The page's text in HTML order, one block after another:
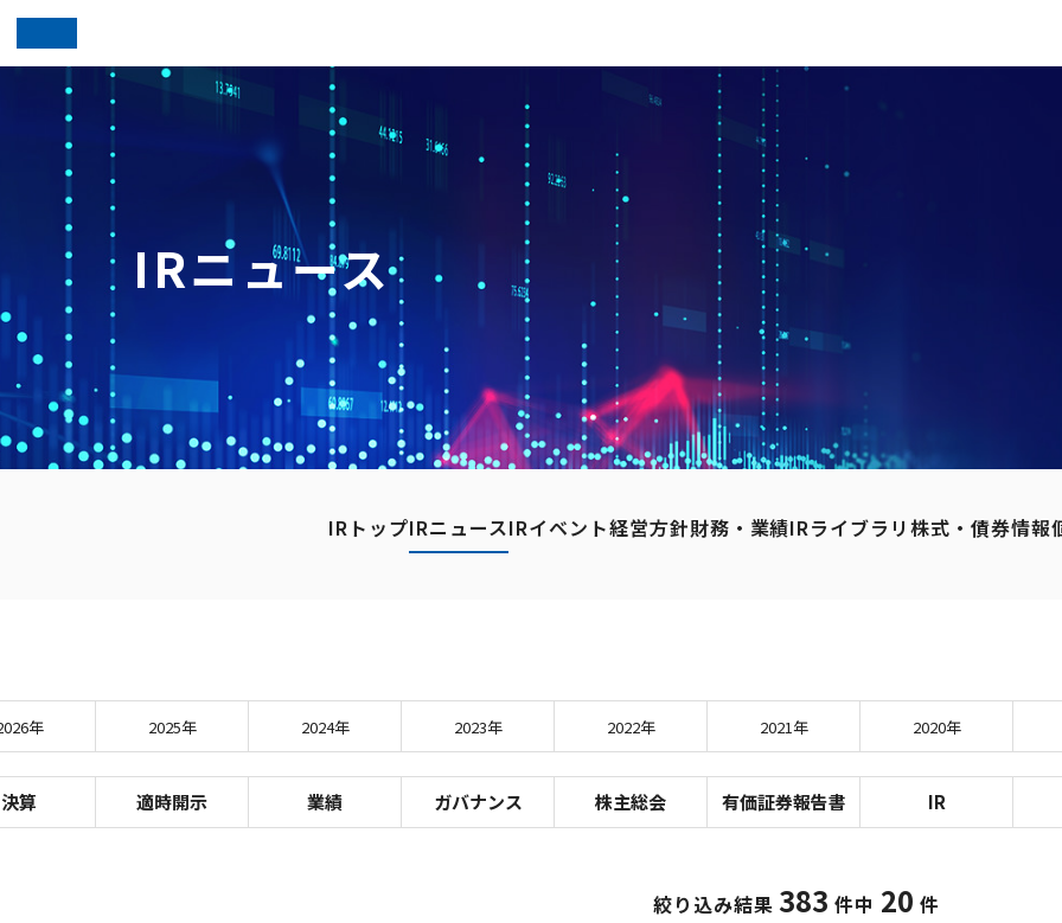
IRニュース
IRトップIRニュースIRイベント経営方針財務・業績IRライブラリ株式・債券情報
年 2025年 2024年 2023年 2022年 2021年 2020年
決算 適時開示 業績 ガバナンス 株主総会 有価証券報告書 IR
絞り込み結果 383 件中 20 件